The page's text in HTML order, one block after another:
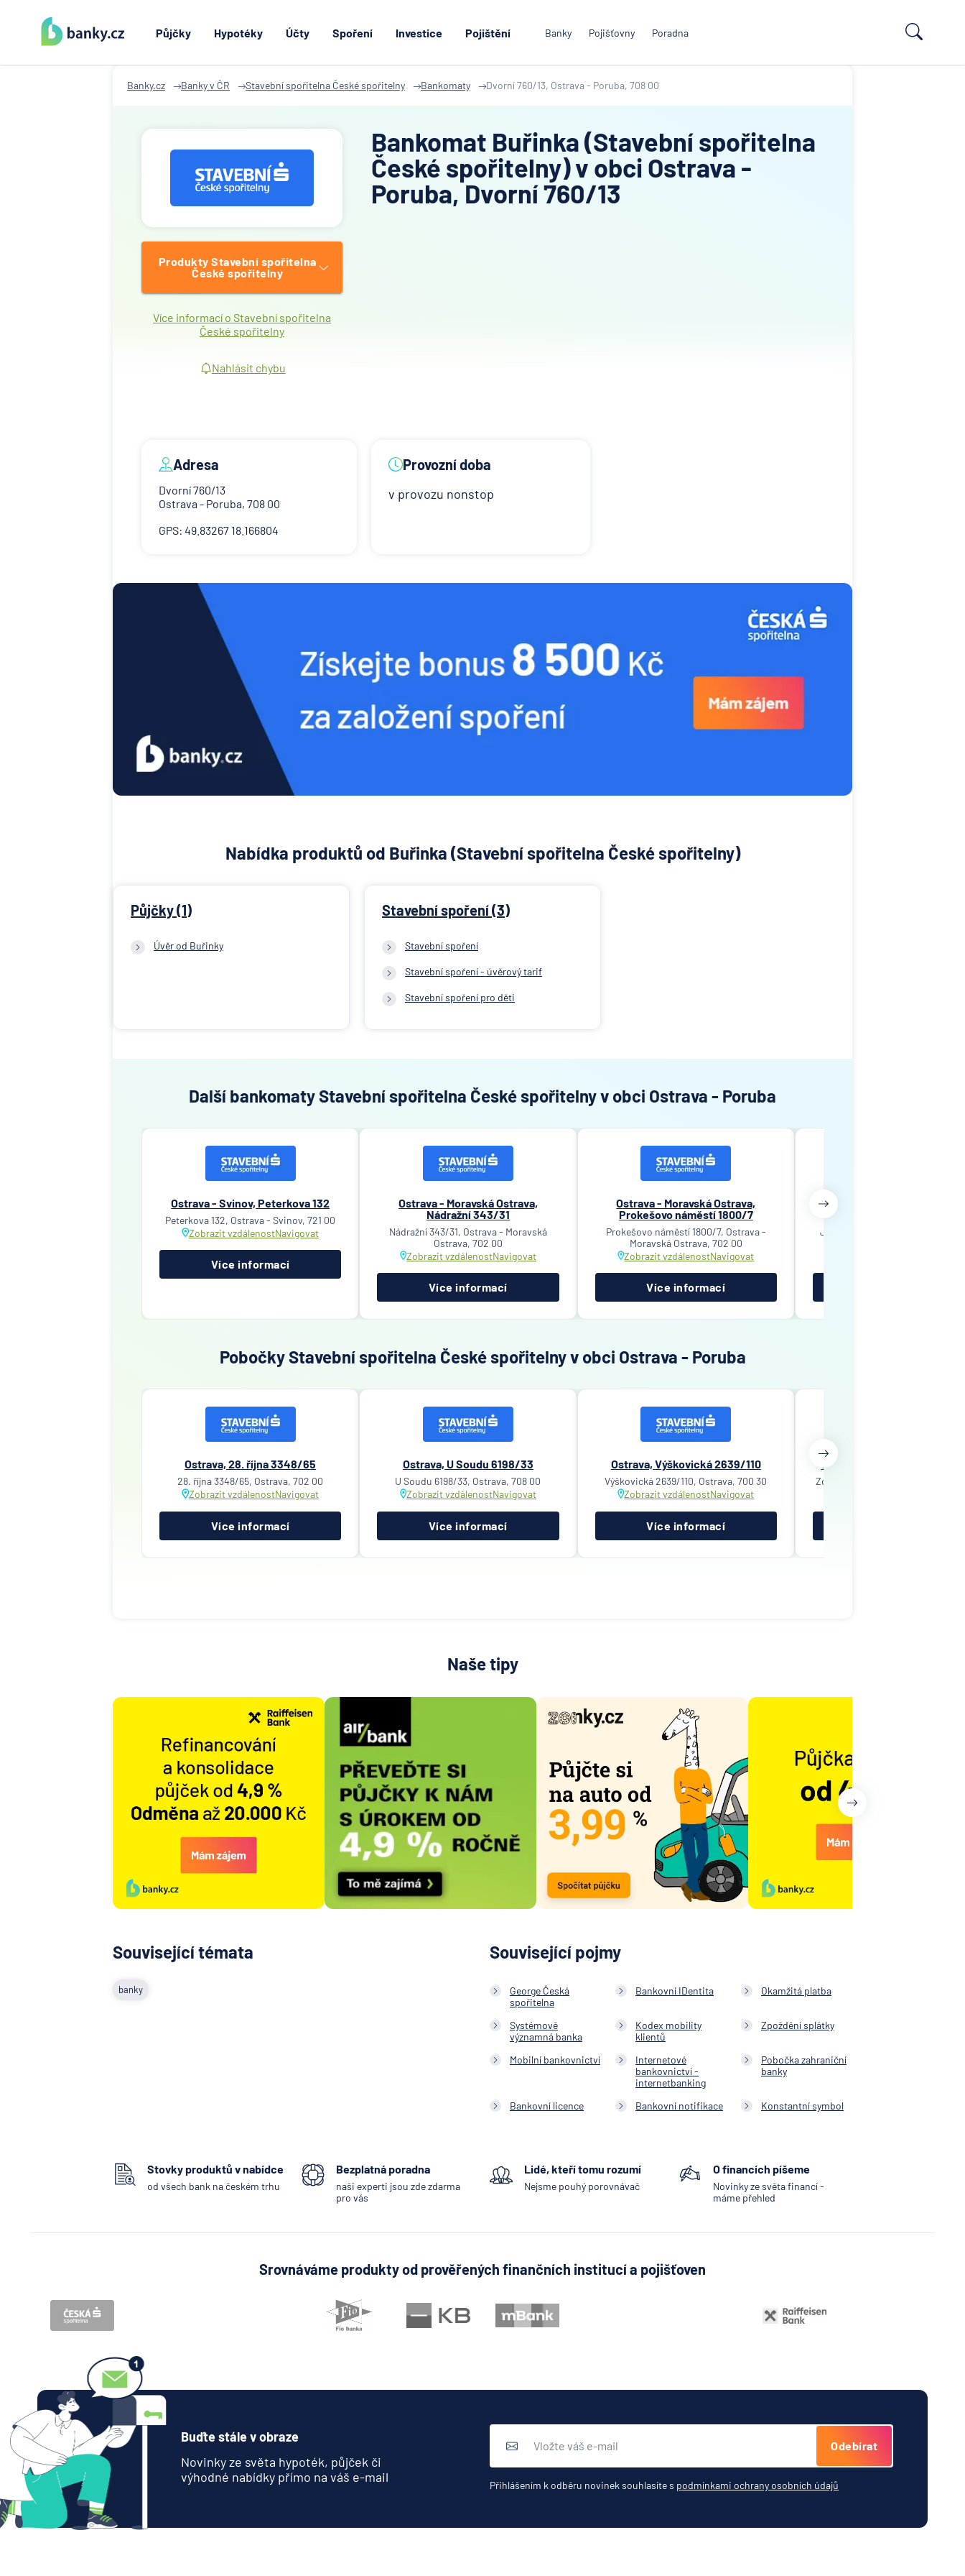
Půjčky Hypotéky Účty Spoření Investice Pojištění Banky Pojišťovny Poradna
Banky.cz Banky v ČR Stavební spořitelna České spořitelny Bankomaty Dvorní 760/13, Ostrava - Poruba, 708 00
Produkty Stavební spořitelna
České spořitelny
Více informací o Stavební spořitelna
České spořitelny
Nahlásit chybu
Bankomat Buřinka (Stavební spořitelna
České spořitelny) v obci Ostrava -
Poruba, Dvorní 760/13
Adresa
Dvorní 760/13
Ostrava - Poruba, 708 00
GPS: 49.83267 18.166804
Provozní doba
v provozu nonstop
Nabídka produktů od Buřinka (Stavební spořitelna České spořitelny)
Půjčky (1)
Úvěr od Buřinky
Stavební spoření (3)
Stavební spoření
Stavební spoření - úvěrový tarif
Stavební spoření pro děti
Další bankomaty Stavební spořitelna České spořitelny v obci Ostrava - Poruba
Ostrava - Svinov, Peterkova 132
Peterkova 132, Ostrava - Svinov, 721 00
Zobrazit vzdálenostNavigovat
Více informací
Ostrava - Moravská Ostrava,
Nádražní 343/31
Nádražní 343/31, Ostrava - Moravská
Ostrava, 702 00
Zobrazit vzdálenostNavigovat
Více informací
Ostrava - Moravská Ostrava,
Prokešovo náměstí 1800/7
Prokešovo náměstí 1800/7, Ostrava -
Moravská Ostrava, 702 00
Zobrazit vzdálenostNavigovat
Více informací
Ostrava - Moravská
Jantarová 3344/4, Ostrava -
Pobočky Stavební spořitelna České spořitelny v obci Ostrava - Poruba
Ostrava, 28. října 3348/65
28. října 3348/65, Ostrava, 702 00
Zobrazit vzdálenostNavigovat
Více informací
Ostrava, U Soudu 6198/33
U Soudu 6198/33, Ostrava, 708 00
Zobrazit vzdálenostNavigovat
Více informací
Ostrava, Výškovická 2639/110
Výškovická 2639/110, Ostrava, 700 30
Zobrazit vzdálenostNavigovat
Více informací
Ostrava, Zdeňka Štěpánka
Zdeňka Štěpánka 1787/1, Ostrava,
Naše tipy
Související témata
banky
Související pojmy
George Česká
spořitelna
Bankovní IDentita Okamžitá platba
Systémově
významná banka
Kodex mobility
klientů
Zpoždění splátky
Mobilní bankovnictví
Internetové
bankovnictví -
internetbanking
Pobočka zahraniční
banky
Bankovní licence Bankovní notifikace Konstantní symbol
Stovky produktů v nabídce
od všech bank na českém trhu
Bezplatná poradna
naši experti jsou zde zdarma
pro vás
Lidé, kteří tomu rozumí
Nejsme pouhý porovnávač
O financích píšeme
Novinky ze světa financí -
máme přehled
Srovnáváme produkty od prověřených finančních institucí a pojišťoven
Buďte stále v obraze
Novinky ze světa hypoték, půjček či
výhodné nabídky přímo na váš e-mail
Odebírat
Přihlášením k odběru novinek souhlasíte s podmínkami ochrany osobních údajů